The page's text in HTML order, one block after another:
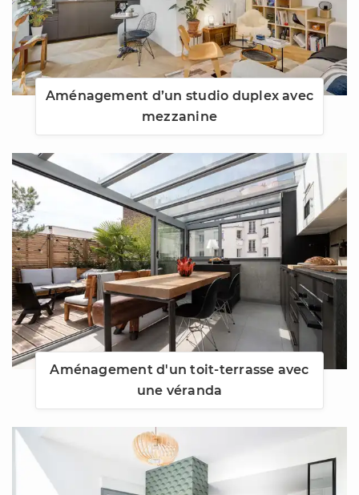
Aménagement d’un studio duplex avec
mezzanine
Aménagement d'un toit-terrasse avec
une véranda